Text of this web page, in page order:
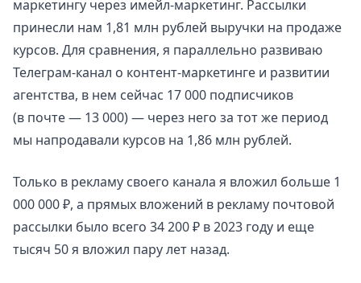
маркетингу через имейл-маркетинг. Рассылки
принесли нам 1,81 млн рублей выручки на продаже
курсов. Для сравнения, я параллельно развиваю
Телеграм-канал о контент-маркетинге и развитии
агентства, в нем сейчас 17 000 подписчиков
(в почте — 13 000) — через него за тот же период
мы напродавали курсов на 1,86 млн рублей.
Только в рекламу своего канала я вложил больше 1
000 000 ₽, а прямых вложений в рекламу почтовой
рассылки было всего 34 200 ₽ в 2023 году и еще
тысяч 50 я вложил пару лет назад.